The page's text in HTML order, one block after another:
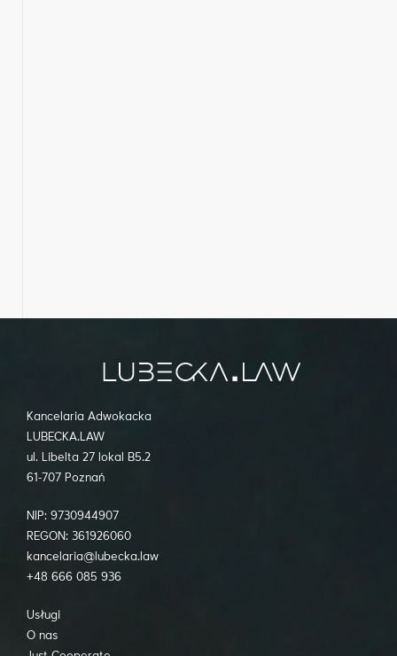
Kancelaria Adwokacka
LUBECKA.LAW
ul. Libelta 27 lokal B5.2
61-707 Poznań
NIP: 9730944907
REGON: 361926060
kancelaria@lubecka.law
+48 666 085 936
Usługi
O nas